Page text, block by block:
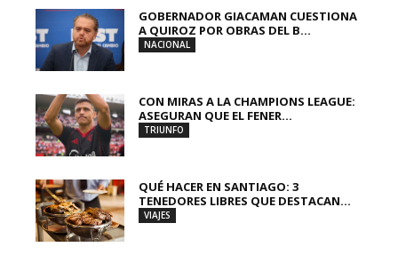
GOBERNADOR GIACAMAN CUESTIONA
A QUIROZ POR OBRAS DEL B...
NACIONAL
CON MIRAS A LA CHAMPIONS LEAGUE:
ASEGURAN QUE EL FENER...
TRIUNFO
QUÉ HACER EN SANTIAGO: 3
TENEDORES LIBRES QUE DESTACAN...
VIAJES